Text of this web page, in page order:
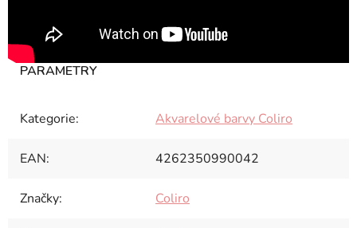
Kategorie: Akvarelové barvy Coliro
EAN: 4262350990042
Značky: Coliro